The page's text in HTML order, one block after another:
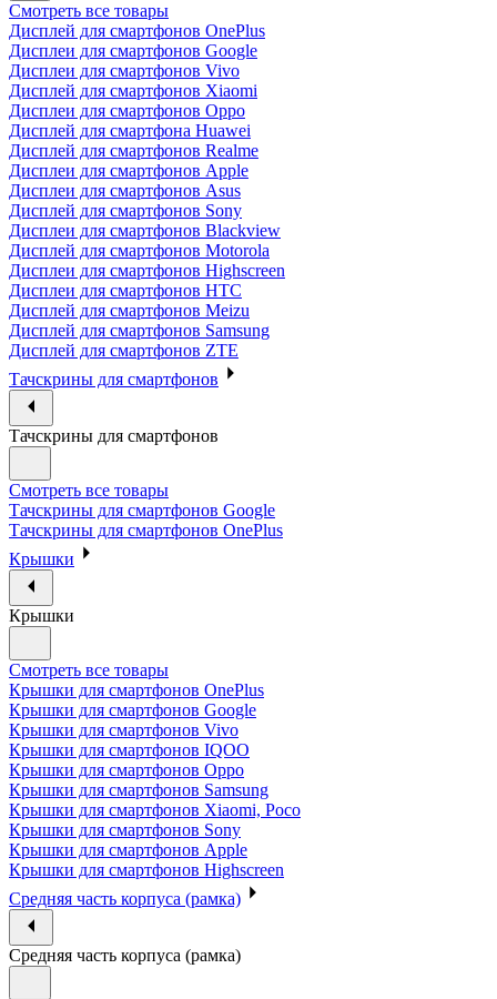
Смотреть все товары
Дисплей для смартфонов OnePlus
Дисплеи для смартфонов Google
Дисплеи для смартфонов Vivo
Дисплей для смартфонов Xiaomi
Дисплеи для смартфонов Oppo
Дисплей для смартфона Huawei
Дисплей для смартфонов Realme
Дисплеи для смартфонов Apple
Дисплеи для смартфонов Asus
Дисплей для смартфонов Sony
Дисплеи для смартфонов Blackview
Дисплей для смартфонов Motorola
Дисплеи для смартфонов Highscreen
Дисплеи для смартфонов HTC
Дисплей для смартфонов Meizu
Дисплей для смартфонов Samsung
Дисплей для смартфонов ZTE
Тачскрины для смартфонов
Тачскрины для смартфонов
Смотреть все товары
Тачскрины для смартфонов Google
Тачскрины для смартфонов OnePlus
Крышки
Крышки
Смотреть все товары
Крышки для смартфонов OnePlus
Крышки для смартфонов Google
Крышки для смартфонов Vivo
Крышки для смартфонов IQOO
Крышки для смартфонов Oppo
Крышки для смартфонов Samsung
Крышки для смартфонов Xiaomi, Poco
Крышки для смартфонов Sony
Крышки для смартфонов Apple
Крышки для смартфонов Highscreen
Средняя часть корпуса (рамка)
Средняя часть корпуса (рамка)